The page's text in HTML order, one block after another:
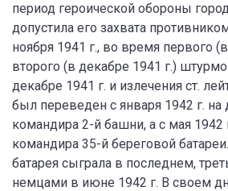
период героической обороны
допустила его захвата
ноября 1941 г., во время первого
второго (в декабре 1941 г.)
декабре 1941 г. и излечения ст.
был переведен с января 1942 г. на
командира 2-й башни, а с мая
командира 35-й береговой
батарея сыграла в последнем,
немцами в июне 1942 г. В своем